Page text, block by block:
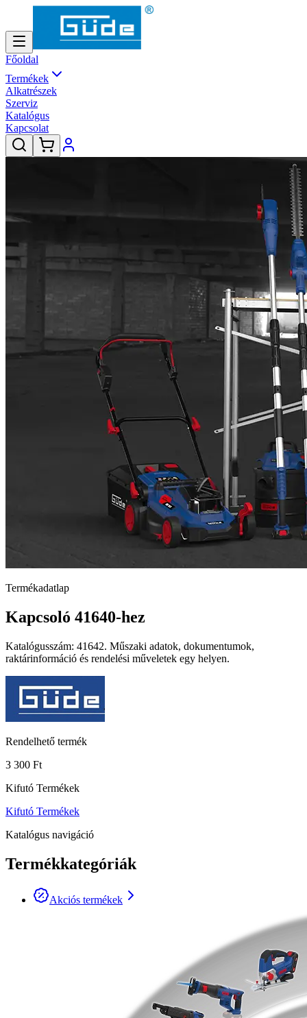
Főoldal
Termékek
Alkatrészek
Szerviz
Katalógus
Kapcsolat
Termékadatlap
Kapcsoló 41640-hez
Katalógusszám: 41642. Műszaki adatok, dokumentumok,
raktárinformáció és rendelési műveletek egy helyen.
Rendelhető termék
3 300 Ft
Kifutó Termékek
Kifutó Termékek
Katalógus navigáció
Termékkategóriák
Akciós termékek